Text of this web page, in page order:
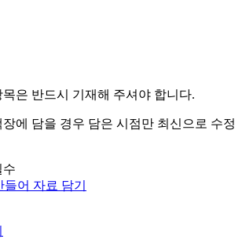
목은 반드시 기재해 주셔야 합니다.
에 담을 경우 담은 시점만 최신으로 수정
어 자료 담기